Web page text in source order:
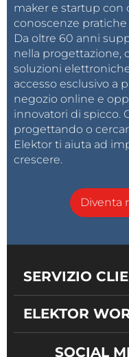
maker e startup con
conoscenze
Da oltre 60 anni
nella progettazione,
soluzioni
accesso esclusivo a
negozio online e
innovatori di spicco.
progettando o
Elektor ti aiuta ad
crescere.
Diventa
SERVIZIO
ELEKTOR
SOCIAL